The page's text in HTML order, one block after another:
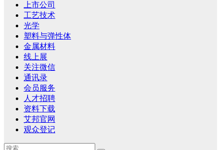
上市公司
工艺技术
光学
塑料与弹性体
金属材料
线上展
关注微信
通讯录
会员服务
人才招聘
资料下载
艾邦官网
观众登记